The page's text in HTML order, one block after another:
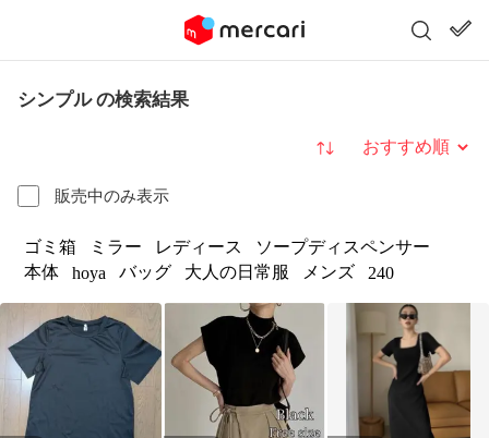
シンプル の検索結果
販売中のみ表示
並び替え
ゴミ箱 ミラー レディース
ソープディスペンサー
本体
hoya バッグ 大人の日常服 メンズ 240